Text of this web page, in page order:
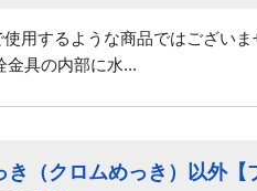
用するような商品ではござい
金具の内部に水...
（クロムめっき）以外